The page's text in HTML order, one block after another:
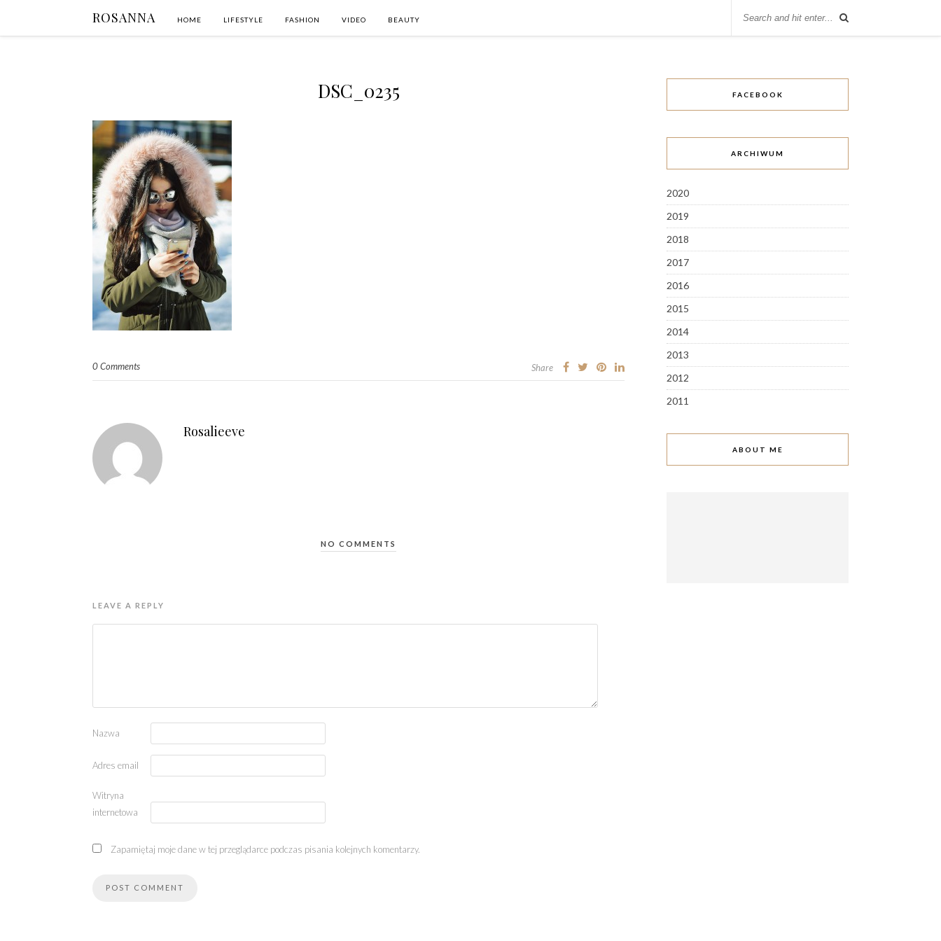
ROSANNA HOME LIFESTYLE FASHION VIDEO BEAUTY
DSC_0235
0 Comments Share
Rosalieeve
NO COMMENTS
LEAVE A REPLY
Nazwa
Adres email
Witryna
internetowa
Zapamiętaj moje dane w tej przeglądarce podczas pisania kolejnych komentarzy.
FACEBOOK
ARCHIWUM
2020
2019
2018
2017
2016
2015
2014
2013
2012
2011
ABOUT ME